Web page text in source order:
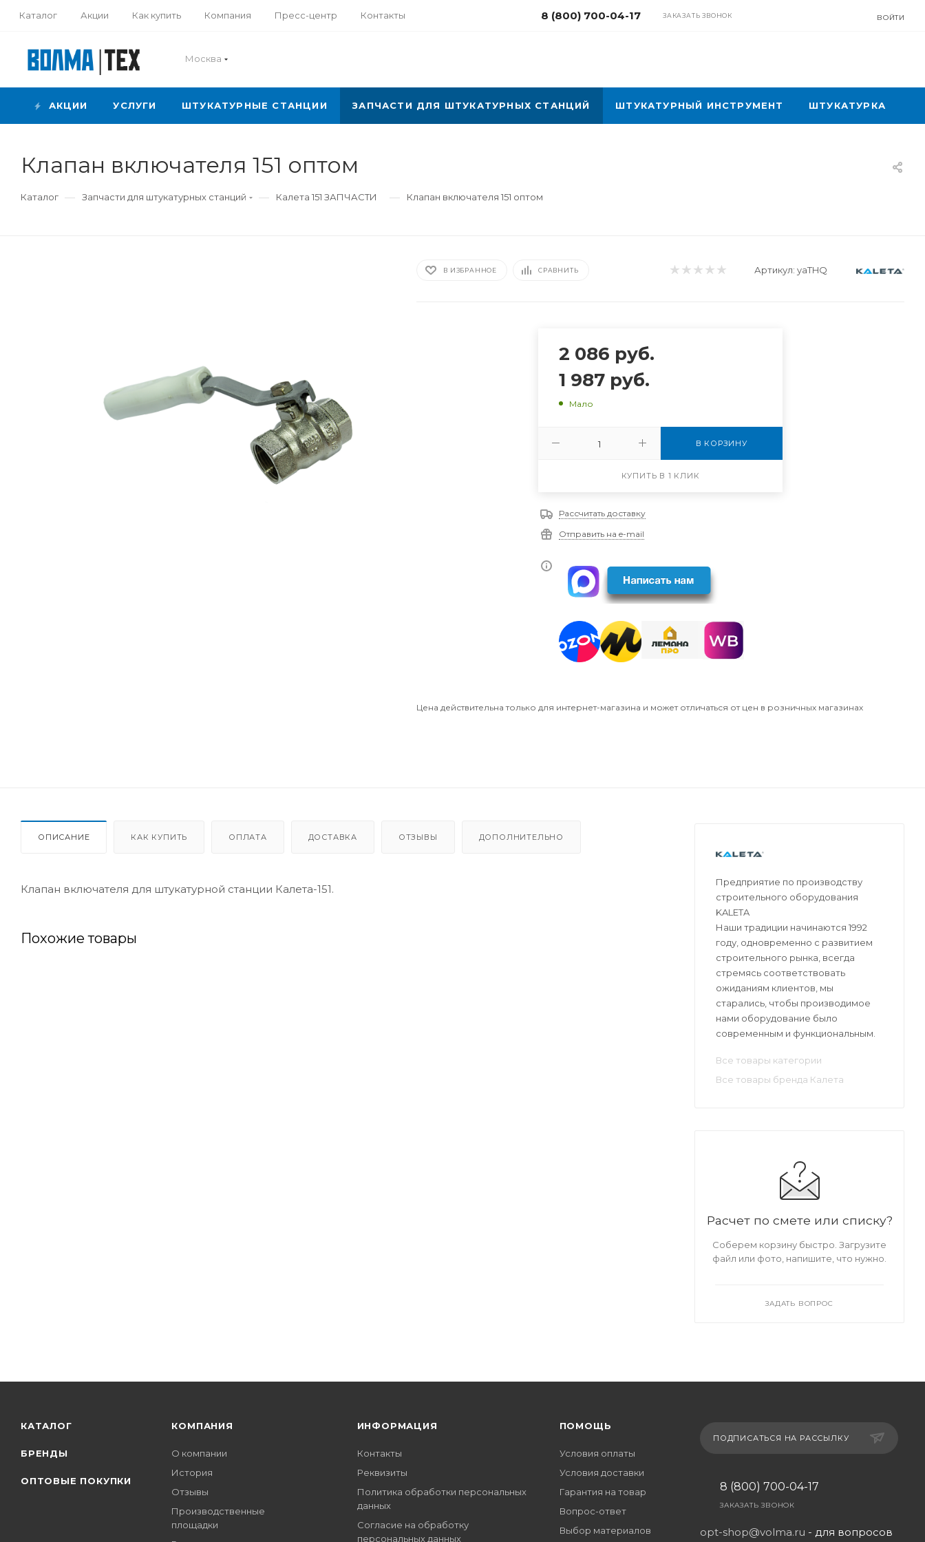
Каталог Акции Как купить Компания Пресс-центр Контакты 8 (800) 700-04-17 ЗАКАЗАТЬ ЗВОНОК ВОЙТИ
Москва
АКЦИИ УСЛУГИ ШТУКАТУРНЫЕ СТАНЦИИ ЗАПЧАСТИ ДЛЯ ШТУКАТУРНЫХ СТАНЦИЙ ШТУКАТУРНЫЙ ИНСТРУМЕНТ ШТУКАТУРКА
Клапан включателя 151 оптом
Каталог — Запчасти для штукатурных станций — Калета 151 ЗАПЧАСТИ — Клапан включателя 151 оптом
В ИЗБРАННОЕ СРАВНИТЬ Артикул: yaTHQ
2 086 руб.
1 987 руб.
Мало
В КОРЗИНУ
КУПИТЬ В 1 КЛИК
Рассчитать доставку
Отправить на e-mail
Цена действительна только для интернет-магазина и может отличаться от цен в розничных магазинах
ОПИСАНИЕ КАК КУПИТЬ ОПЛАТА ДОСТАВКА ОТЗЫВЫ ДОПОЛНИТЕЛЬНО
Клапан включателя для штукатурной станции Калета-151.
Похожие товары
Предприятие по производству
строительного оборудования
KALETA
Наши традиции начинаются 1992
году, одновременно с развитием
строительного рынка, всегда
стремясь соответствовать
ожиданиям клиентов, мы
старались, чтобы производимое
нами оборудование было
современным и функциональным.
Все товары категории
Все товары бренда Калета
Расчет по смете или списку?
Соберем корзину быстро. Загрузите
файл или фото, напишите, что нужно.
ЗАДАТЬ ВОПРОС
КАТАЛОГ
БРЕНДЫ
ОПТОВЫЕ ПОКУПКИ
КОМПАНИЯ
О компании
История
Отзывы
Производственные
площадки
ИНФОРМАЦИЯ
Контакты
Реквизиты
Политика обработки персональных
данных
Согласие на обработку
персональных данных
ПОМОЩЬ
Условия оплаты
Условия доставки
Гарантия на товар
Вопрос-ответ
Выбор материалов
ПОДПИСАТЬСЯ НА РАССЫЛКУ
8 (800) 700-04-17
ЗАКАЗАТЬ ЗВОНОК
opt-shop@volma.ru - для вопросов